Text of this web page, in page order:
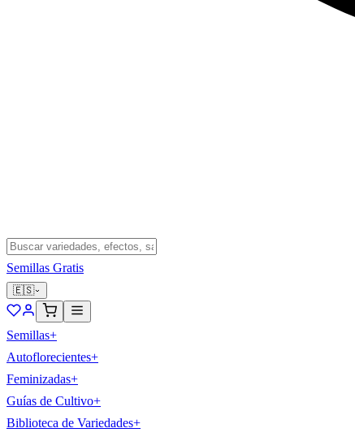
Semillas Gratis
🇪🇸
Semillas+
Autoflorecientes+
Feminizadas+
Guías de Cultivo+
Biblioteca de Variedades+